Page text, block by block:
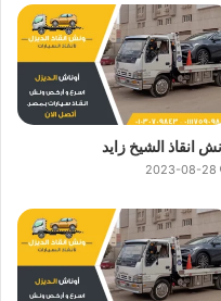
انقاذ الشيخ زايد
2023-08-28